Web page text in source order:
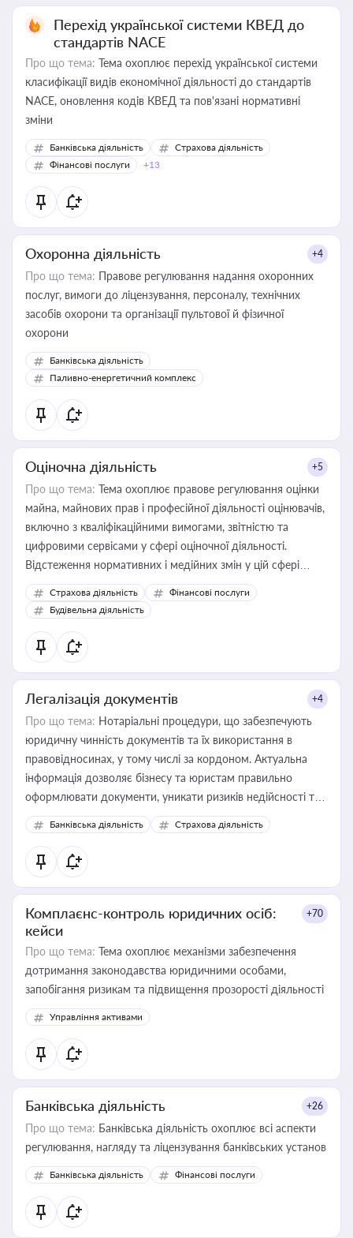
Перехід української системи КВЕД до
стандартів NACE
Про що тема: Тема охоплює перехід української системи
класифікації видів економічної діяльності до стандартів
NACE, оновлення кодів КВЕД та пов'язані нормативні
зміни
Банківська діяльність
Страхова діяльність
Фінансові послуги
+13
Охоронна діяльність +4
Про що тема: Правове регулювання надання охоронних
послуг, вимоги до ліцензування, персоналу, технічних
засобів охорони та організації пультової й фізичної
охорони
Банківська діяльність
Паливно-енергетичний комплекс
Оціночна діяльність +5
Про що тема: Тема охоплює правове регулювання оцінки
майна, майнових прав і професійної діяльності оцінювачів,
включно з кваліфікаційними вимогами, звітністю та
цифровими сервісами у сфері оціночної діяльності.
Відстеження нормативних і медійних змін у цій сфері
корисне для власника бізнесу, керівника, юриста або
бухгалтера під час оподаткування, приватизації, оренди
державного майна, корпоративних угод і перевірки
статусу суб'єктів оціночної діяльності
Страхова діяльність
Фінансові послуги
Будівельна діяльність
Легалізація документів +4
Про що тема: Нотаріальні процедури, що забезпечують
юридичну чинність документів та їх використання в
правовідносинах, у тому числі за кордоном. Актуальна
інформація дозволяє бізнесу та юристам правильно
оформлювати документи, уникати ризиків недійсності та
забезпечувати їх належне прийняття органами влади та
контрагентами
Банківська діяльність Страхова діяльність
Комплаєнс-контроль юридичних осіб:
кейси
+70
Про що тема: Тема охоплює механізми забезпечення
дотримання законодавства юридичними особами,
запобігання ризикам та підвищення прозорості діяльності
Управління активами
Банківська діяльність +26
Про що тема: Банківська діяльність охоплює всі аспекти
регулювання, нагляду та ліцензування банківських установ
Банківська діяльність Фінансові послуги